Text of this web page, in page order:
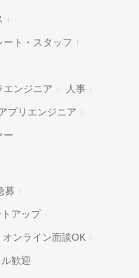
ート・スタッフ
エンジニア 人事
プリエンジニア
ー
募
アップ
オンライン面談OK
歓迎